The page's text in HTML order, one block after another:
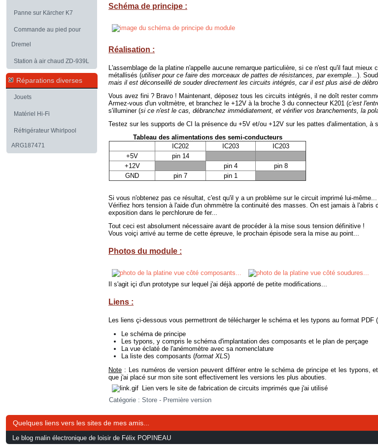
Panne sur Kärcher K7
Commande au pied pour
Dremel
Station à air chaud ZD-939L
Réparations diverses
Jouets
Matériel Hi-Fi
Réfrigérateur Whirlpool
ARG187471
Schéma de principe :
Réalisation :
L'assemblage de la platine n'appelle aucune remarque particulière, si ce n'est qu'il faut
métallisés (utiliser pour ce faire des morceaux de pattes de résistances, par exemple... ).
mais il est déconseillé de souder directement les circuits intégrés, car il est plus aisé de
Vous avez fini ? Bravo ! Maintenant, déposez tous les circuits intégrés, il ne doît rester
Armez-vous d'un voltmètre, et branchez le +12V à la broche 3 du connecteur K201 (c'est
s'illuminer (si ce n'est le cas, débranchez immédiatement, et vérifier vos branchements, la
Testez sur les supports de CI la présence du +5V et/ou +12V sur les pattes d'alimentation, à
Tableau des alimentations des semi-conducteurs
IC202
IC203
IC203
+5V
pin 14
+12V
pin 4
pin 8
GND
pin 7 pin 1
Si vous n'obtenez pas ce résultat, c'est qu'il y a un problème sur le circuit imprimé lui-
Vérifiez hors tension à l'aide d'un ohmmètre la continuité des masses. On est jamais à l'abris
exposition dans le perchlorure de fer...
Tout ceci est absolument nécessaire avant de procéder à la mise sous tension définitive !
Vous voiçi arrivé au terme de cette épreuve, le prochain épisode sera la mise au point
Photos du module :
Il s'agit içi d'un prototype sur lequel j'ai déjà apporté de petite modifications...
Liens :
Les liens çi-dessous vous permettront de télécharger le schéma et les typons au format PDF (
Le schéma de principe
Les typons, y compris le schéma d'implantation des composants et le plan de perçage
La vue éclaté de l'anémomètre avec sa nomenclature
La liste des composants (format XLS)
Note : Les numéros de version peuvent différer entre le schéma de principe et les typons,
que j'ai placé sur mon site sont effectivement les versions les plus abouties.
Lien vers le site de fabrication de circuits imprimés que j'ai utilisé
Catégorie : Store - Première version
Quelques liens vers les sites de mes amis...
Le blog malin électronique de loisir de Félix POPINEAU